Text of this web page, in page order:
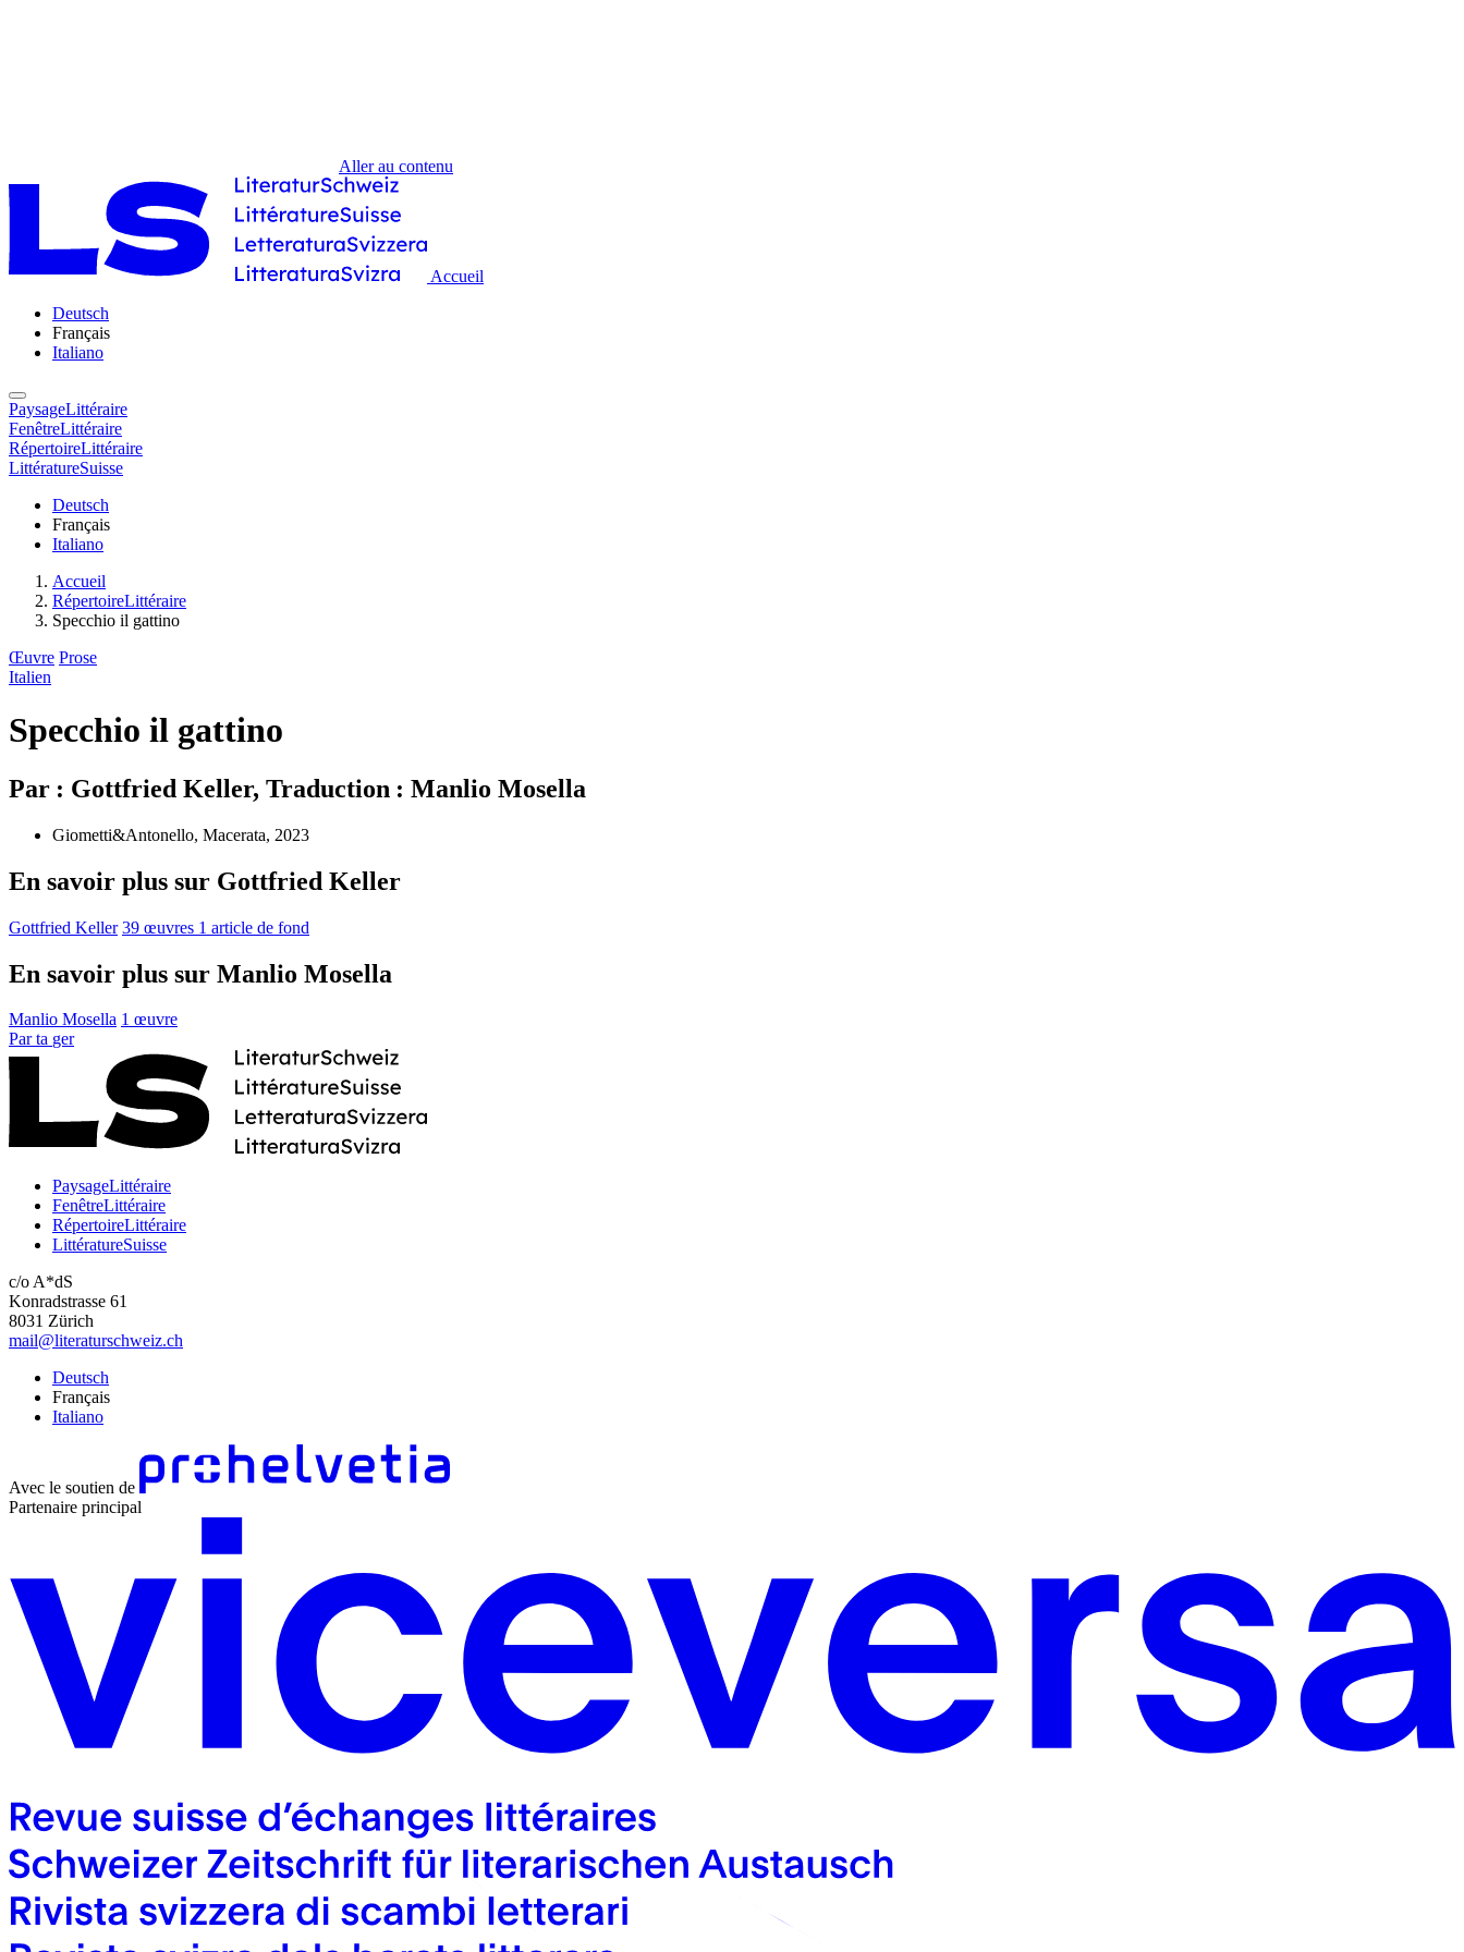
Aller au contenu
Accueil
Deutsch
Français
Italiano
PaysageLittéraire
FenêtreLittéraire
RépertoireLittéraire
LittératureSuisse
Deutsch
Français
Italiano
Accueil
RépertoireLittéraire
Specchio il gattino
Œuvre Prose
Italien
Specchio il gattino
Par : Gottfried Keller, Traduction : Manlio Mosella
Giometti&Antonello, Macerata, 2023
En savoir plus sur Gottfried Keller
Gottfried Keller 39 œuvres 1 article de fond
En savoir plus sur Manlio Mosella
Manlio Mosella 1 œuvre
Par ta ger
PaysageLittéraire
FenêtreLittéraire
RépertoireLittéraire
LittératureSuisse
c/o A*dS
Konradstrasse 61
8031 Zürich
mail@literaturschweiz.ch
Deutsch
Français
Italiano
Avec le soutien de
Partenaire principal